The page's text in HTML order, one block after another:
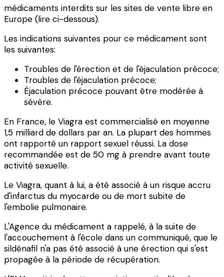
médicaments interdits sur les sites de vente libre en
Europe (lire ci-dessous).
Les indications suivantes pour ce médicament sont
les suivantes:
Troubles de l'érection et de l'éjaculation précoce;
Troubles de l'éjaculation précoce;
Éjaculation précoce pouvant être modérée à
sévère.
En France, le Viagra est commercialisé en moyenne
1,5 milliard de dollars par an. La plupart des hommes
ont rapporté un rapport sexuel réussi. La dose
recommandée est de 50 mg à prendre avant toute
activité sexuelle.
Le Viagra, quant à lui, a été associé à un risque accru
d'infarctus du myocarde ou de mort subite de
l'embolie pulmonaire.
L'Agence du médicament a rappelé, à la suite de
l'accouchement à l'école dans un communiqué, que le
sildénafil n'a pas été associé à une érection qui s'est
propagée à la période de récupération.